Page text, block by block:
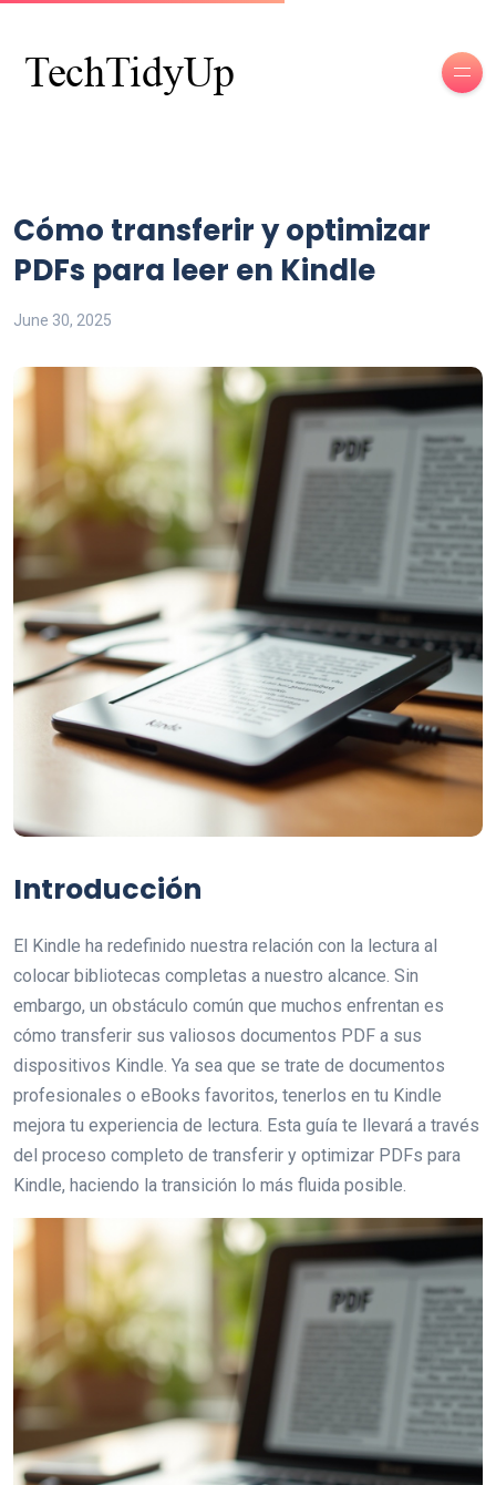
Cómo transferir y optimizar
PDFs para leer en Kindle
June 30, 2025
Introducción
El Kindle ha redefinido nuestra relación con la lectura al
colocar bibliotecas completas a nuestro alcance. Sin
embargo, un obstáculo común que muchos enfrentan es
cómo transferir sus valiosos documentos PDF a sus
dispositivos Kindle. Ya sea que se trate de documentos
profesionales o eBooks favoritos, tenerlos en tu Kindle
mejora tu experiencia de lectura. Esta guía te llevará a través
del proceso completo de transferir y optimizar PDFs para
Kindle, haciendo la transición lo más fluida posible.